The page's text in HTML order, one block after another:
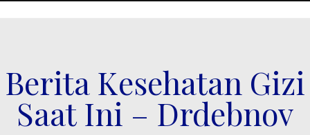
Berita Kesehatan Gizi
Saat Ini – Drdebnov